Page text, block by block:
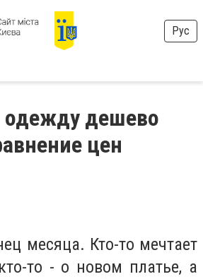
Рус
одежду дешево
цен
месяца. Кто-то мечтает
то - о новом платье, а